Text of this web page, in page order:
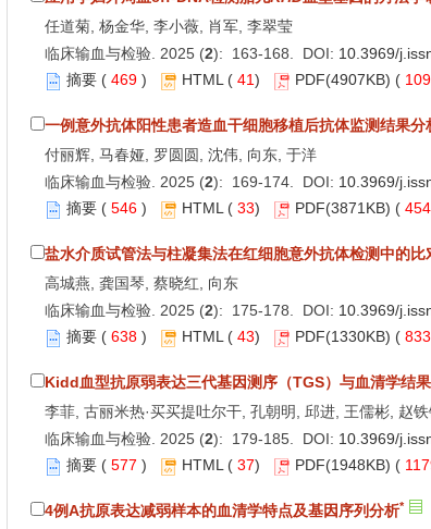
任道菊, 杨金华, 李小薇, 肖军, 李翠莹
临床输血与检验. 2025 (2): 163-168. DOI: 10.3969/
摘要(469 ) HTML(41) PDF(4907KB) (
一例意外抗体阳性患者造血干细胞移植后抗体监测结果分
付丽辉, 马春娅, 罗圆圆, 沈伟, 向东, 于洋
临床输血与检验. 2025 (2): 169-174. DOI: 10.3969/
摘要(546 ) HTML(33) PDF(3871KB) (454
盐水介质试管法与柱凝集法在红细胞意外抗体检测中的比
高城燕, 龚国琴, 蔡晓红, 向东
临床输血与检验. 2025 (2): 175-178. DOI: 10.3969/
摘要(638 ) HTML(43) PDF(1330KB) (833
Kidd血型抗原弱表达三代基因测序（TGS）与血清学结
李菲, 古丽米热·买买提吐尔干, 孔朝明, 邱进, 王儒彬, 赵
临床输血与检验. 2025 (2): 179-185. DOI: 10.3969/
摘要(577 ) HTML(37) PDF(1948KB) (
4例A抗原表达减弱样本的血清学特点及基因序列分析*